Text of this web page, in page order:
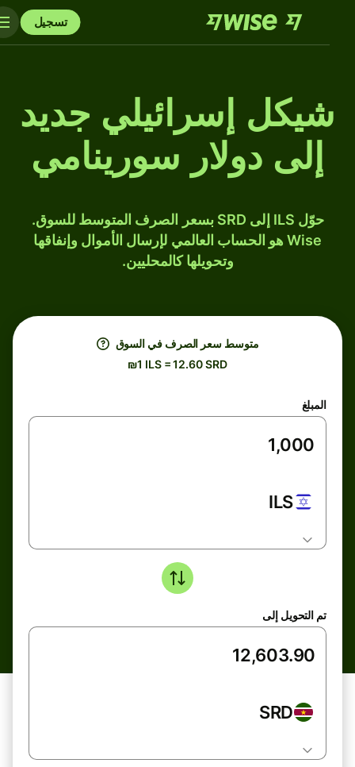
تسجيل
شيكل إسرائيلي جديد
إلى دولار سورينامي
حوّل ILS إلى SRD بسعر الصرف المتوسط للسوق.
Wise هو الحساب العالمي لإرسال الأموال وإنفاقها
وتحويلها كالمحليين.
متوسط ​​سعر الصرف في السوق
₪1 ILS = 12.60 SRD
المبلغ
ILS
تم التحويل إلى
SRD